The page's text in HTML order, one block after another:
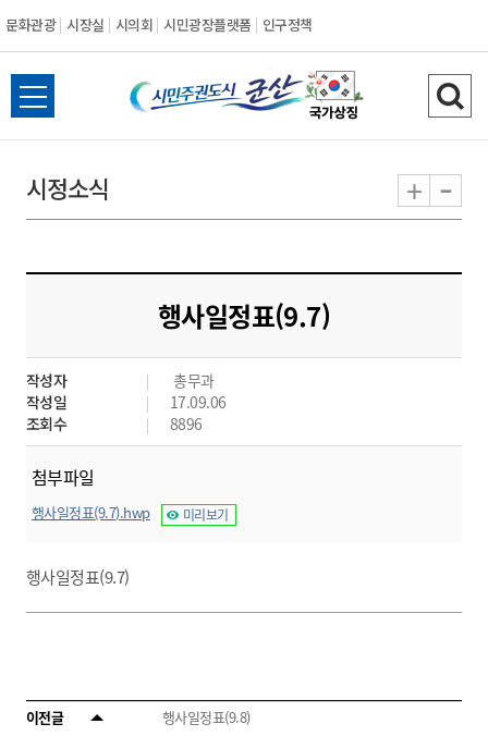
문화관광 시장실 시의회 시민광장플랫폼 인구정책
시
민
도
시
군
산
전
체
뉴
열
검
색
기
시정소식 + -
행사일정표(9.7)
작성자
총무과
작성일
17.09.06
조회수
8896
첨부파일
행사일정표(9.7).hwp 미리보기
행사일정표(9.7)
이전글
행사일정표(9.8)